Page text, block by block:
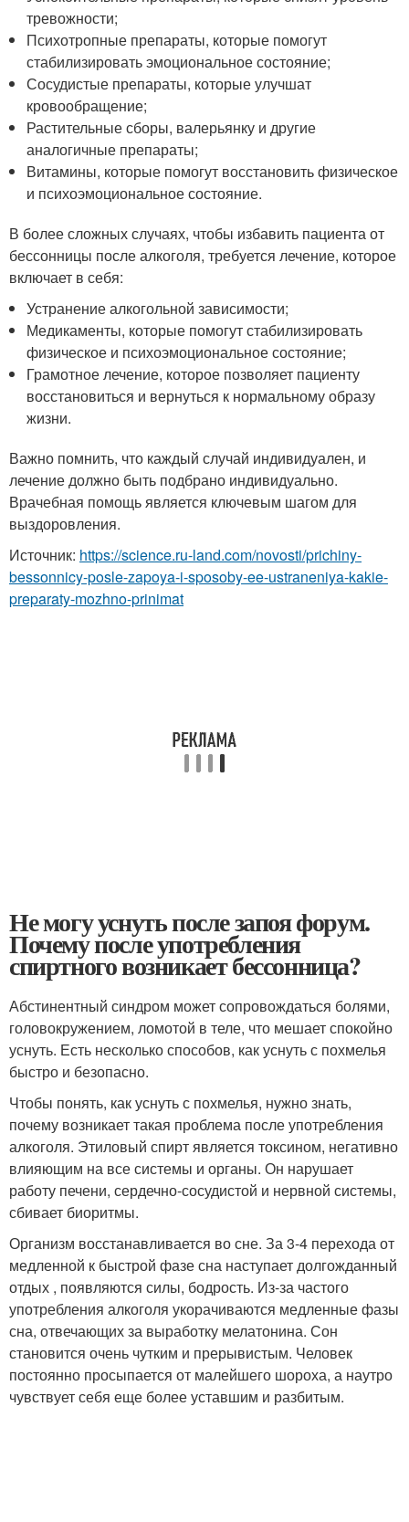
тревожности;
Психотропные препараты, которые помогут
стабилизировать эмоциональное состояние;
Сосудистые препараты, которые улучшат
кровообращение;
Растительные сборы, валерьянку и другие
аналогичные препараты;
Витамины, которые помогут восстановить физическое
и психоэмоциональное состояние.
В более сложных случаях, чтобы избавить пациента от
бессонницы после алкоголя, требуется лечение, которое
включает в себя:
Устранение алкогольной зависимости;
Медикаменты, которые помогут стабилизировать
физическое и психоэмоциональное состояние;
Грамотное лечение, которое позволяет пациенту
восстановиться и вернуться к нормальному образу
жизни.
Важно помнить, что каждый случай индивидуален, и
лечение должно быть подбрано индивидуально.
Врачебная помощь является ключевым шагом для
выздоровления.
Источник: https://science.ru-land.com/novosti/prichiny-
bessonnicy-posle-zapoya-i-sposoby-ee-ustraneniya-kakie-
preparaty-mozhno-prinimat
Не могу уснуть после запоя форум.
Почему после употребления
спиртного возникает бессонница?
Абстинентный синдром может сопровождаться болями,
головокружением, ломотой в теле, что мешает спокойно
уснуть. Есть несколько способов, как уснуть с похмелья
быстро и безопасно.
Чтобы понять, как уснуть с похмелья, нужно знать,
почему возникает такая проблема после употребления
алкоголя. Этиловый спирт является токсином, негативно
влияющим на все системы и органы. Он нарушает
работу печени, сердечно-сосудистой и нервной системы,
сбивает биоритмы.
Организм восстанавливается во сне. За 3-4 перехода от
медленной к быстрой фазе сна наступает долгожданный
отдых , появляются силы, бодрость. Из-за частого
употребления алкоголя укорачиваются медленные фазы
сна, отвечающих за выработку мелатонина. Сон
становится очень чутким и прерывистым. Человек
постоянно просыпается от малейшего шороха, а наутро
чувствует себя еще более уставшим и разбитым.